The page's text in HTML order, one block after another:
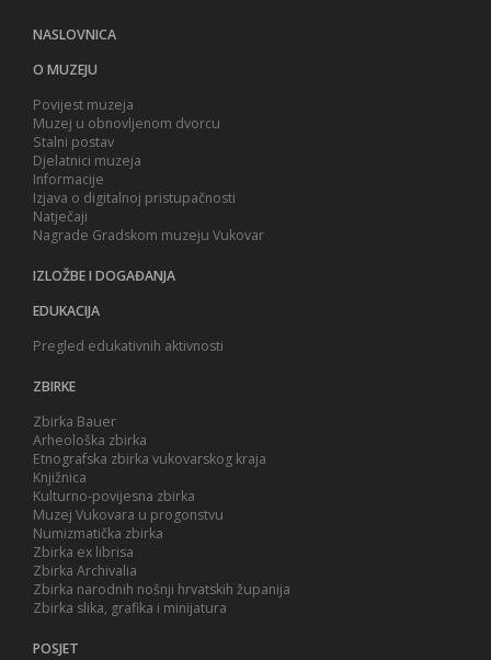
NASLOVNICA
O MUZEJU
Povijest muzeja
Muzej u obnovljenom dvorcu
Stalni postav
Djelatnici muzeja
Informacije
Izjava o digitalnoj pristupačnosti
Natječaji
Nagrade Gradskom muzeju Vukovar
IZLOŽBE I DOGAĐANJA
EDUKACIJA
Pregled edukativnih aktivnosti
ZBIRKE
Zbirka Bauer
Arheološka zbirka
Etnografska zbirka vukovarskog kraja
Knjižnica
Kulturno-povijesna zbirka
Muzej Vukovara u progonstvu
Numizmatička zbirka
Zbirka ex librisa
Zbirka Archivalia
Zbirka narodnih nošnji hrvatskih županija
Zbirka slika, grafika i minijatura
POSJET